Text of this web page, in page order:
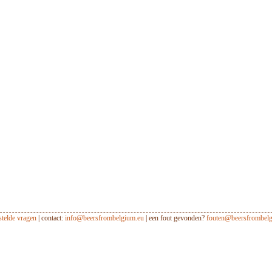
vragen| contact: info@beersfrombelgium.eu| een fout gevonden?